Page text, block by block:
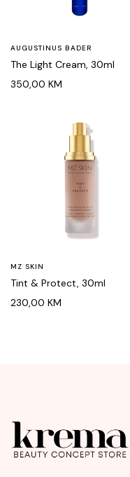
AUGUSTINUS BADER
The Light Cream, 30ml
350,00 KM
MZ SKIN
Tint & Protect, 30ml
230,00 KM